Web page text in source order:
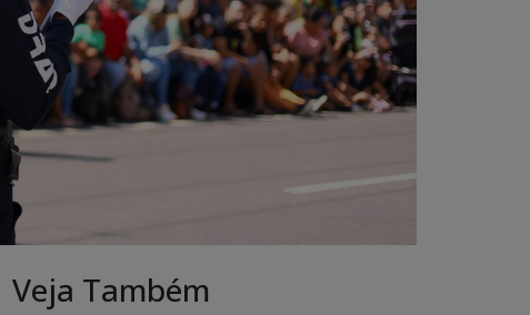
Veja Também